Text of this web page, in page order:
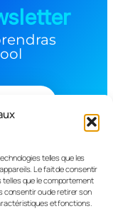
telles que les
Le fait de consentir
que le comportement
consentir ou de retirer son
et fonctions.